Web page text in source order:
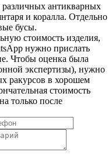
антикварных
и коралла. Отдельно
бусы.
стоимость изделия,
нужно прислать
Чтобы оценка была
экспертизы), нужно
ракурсов в хорошем
стоимость
только после